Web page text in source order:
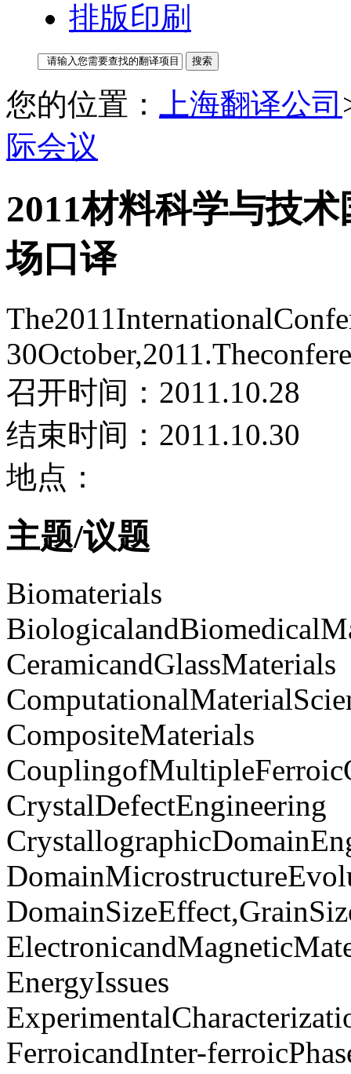
排版印刷
您的位置： 上海翻译公司
际会议
2011材料科学与技
场口译
召开时间：2011.10.28
结束时间：2011.10.30
地点：
主题/议题
Biomaterials
CeramicandGlassMaterials
CompositeMaterials
CrystalDefectEngineering
EnergyIssues
FerroicandInter-